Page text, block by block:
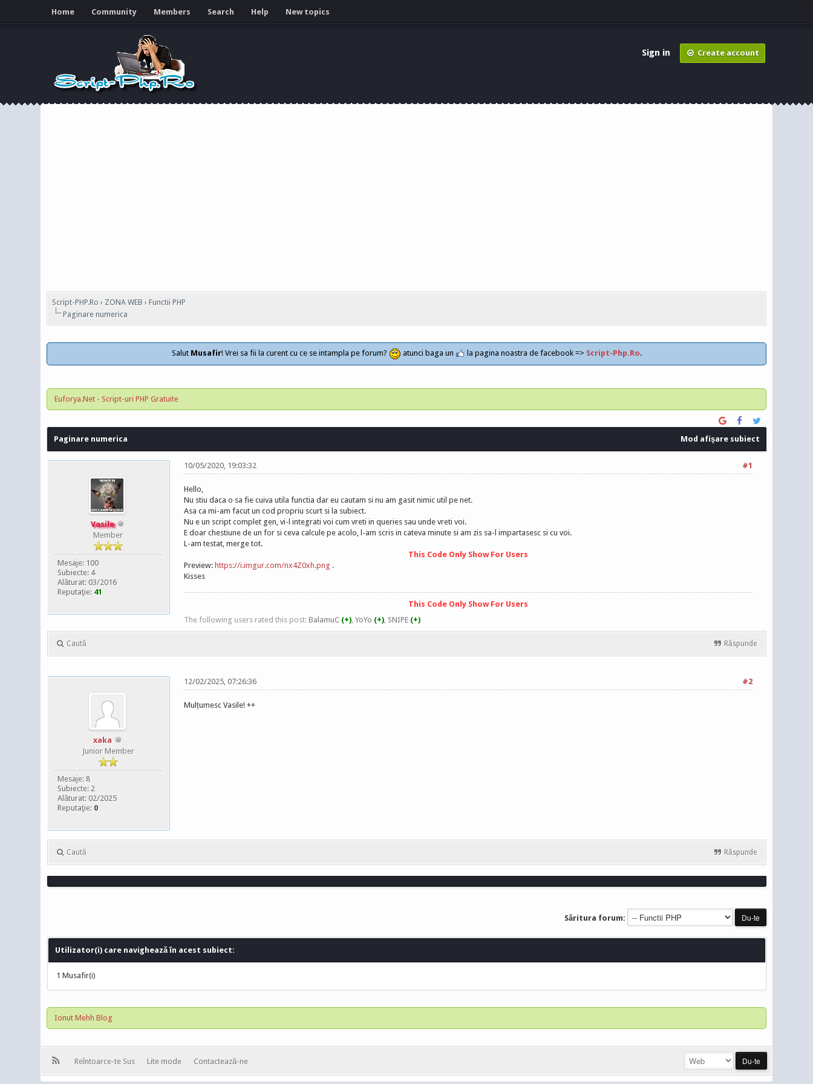
Home Community Members Search Help New topics
Sign in Create account
Script-PHP.Ro › ZONA WEB ›Functii PHP
Paginare numerica
Salut Musafir! Vrei sa fii la curent cu ce se intampla pe forum? atunci baga un la pagina noastra de facebook => Script-Php.Ro.
Euforya.Net - Script-uri PHP Gratuite
Mod afişare subiect
Paginare numerica
Vasile
Member
Mesaje: 100
Subiecte: 4
Alăturat: 03/2016
Reputaţie: 41
#1
10/05/2020, 19:03:32
Hello,
Nu stiu daca o sa fie cuiva utila functia dar eu cautam si nu am gasit nimic util pe net.
Asa ca mi-am facut un cod propriu scurt si la subiect.
Nu e un script complet gen, vi-l integrati voi cum vreti in queries sau unde vreti voi.
E doar chestiune de un for si ceva calcule pe acolo, l-am scris in cateva minute si am zis sa-l impartasesc si cu voi.
L-am testat, merge tot.
This Code Only Show For Users
Preview: https://i.imgur.com/nx4Z0xh.png .
Kisses
This Code Only Show For Users
The following users rated this post:BalamuC (+),YoYo (+), SNIPE (+)
Caută Răspunde
xaka
Junior Member
Mesaje: 8
Subiecte: 2
Alăturat: 02/2025
Reputaţie: 0
#2
12/02/2025, 07:26:36
Mulțumesc Vasile! ++
Caută Răspunde
Săritura forum:
Utilizator(i) care navighează în acest subiect:
1 Musafir(i)
Ionut Mehh Blog
Reîntoarce-te Sus Lite mode Contactează-ne